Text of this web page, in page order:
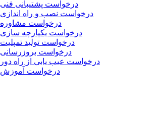
درخواست پشتیبانی فنی
درخواست نصب و راه اندازی
درخواست مشاوره
درخواست یکپارچه سازی
درخواست تولید تمپلیت
درخواست بروزرسانی
درخواست عیب یابی از راه دور
درخواست آموزش